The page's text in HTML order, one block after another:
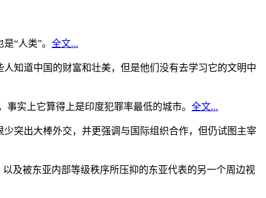
“人类”。 全文...
知道中国的财富和壮美，但是他们没有去学习它的文明中
实上它算得上是印度犯罪率最低的城市。 全文...
突出大棒外交，并更强调与国际组织合作，但仍试图主宰
及被东亚内部等级秩序所压抑的东亚代表的另一个周边视